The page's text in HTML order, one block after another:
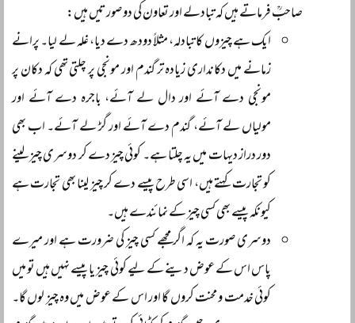
صاحبؒ فرماتے ہیں کہ تبادلے اور تعاون کی دو صورتیں ہیں:
ایک ہے چیزوں کا تبادلہ، مثلاً دودھ دے دیا، غلہ لے لیا۔ پرانے
زمانے میں دکانداری زیادہ تر گندم اور مونجی پر چلتی تھی کہ دکان پر
مونجی دے آئے اور دال لے آئے، باجرہ دے آئے اور
مولیاں لے آئے، گندم دے آئے اور گڑ لے آئے۔ اب بھی
دور دراز دیہات میں یہ چلتا ہے۔ کوئی چیز دے کر دوسری چیز لینے
کو تجارت کہتے ہیں، اسی طرح پیسے دے کر چیز لینا بھی تجارت ہے
کیونکہ پیسے بھی کسی چیز کے نمائندے ہیں۔
دوسری صورت یہ کہ اگر مجھے کسی چیز کی ضرورت ہے اور میرے
پاس اس کے عوض دینے کے لیے کوئی چیز یا پیسے نہیں ہیں تو میں
کوئی خدمت و محنت کروں گا اور اس کے عوض میں وہ چیز لوں گا۔